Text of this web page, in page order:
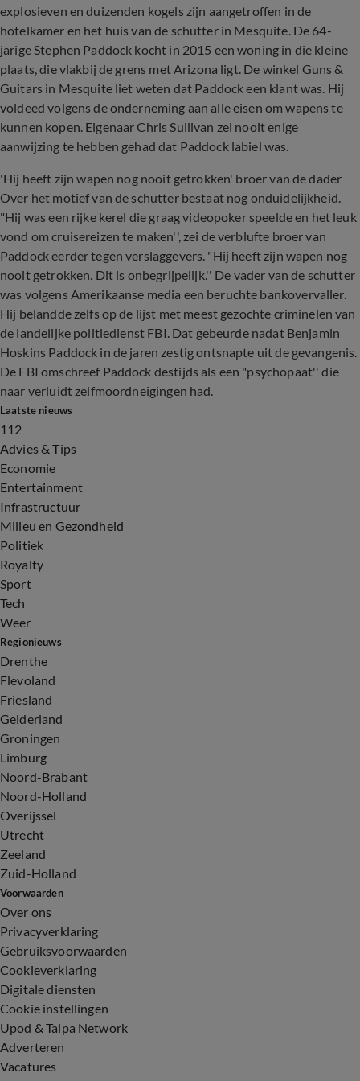
explosieven en duizenden kogels zijn aangetroffen in de
hotelkamer en het huis van de schutter in Mesquite. De 64-
jarige Stephen Paddock kocht in 2015 een woning in die kleine
plaats, die vlakbij de grens met Arizona ligt. De winkel Guns &
Guitars in Mesquite liet weten dat Paddock een klant was. Hij
voldeed volgens de onderneming aan alle eisen om wapens te
kunnen kopen. Eigenaar Chris Sullivan zei nooit enige
aanwijzing te hebben gehad dat Paddock labiel was.
'Hij heeft zijn wapen nog nooit getrokken' broer van de dader
Over het motief van de schutter bestaat nog onduidelijkheid.
"Hij was een rijke kerel die graag videopoker speelde en het leuk
vond om cruisereizen te maken'', zei de verblufte broer van
Paddock eerder tegen verslaggevers. "Hij heeft zijn wapen nog
nooit getrokken. Dit is onbegrijpelijk.'' De vader van de schutter
was volgens Amerikaanse media een beruchte bankovervaller.
Hij belandde zelfs op de lijst met meest gezochte criminelen van
de landelijke politiedienst FBI. Dat gebeurde nadat Benjamin
Hoskins Paddock in de jaren zestig ontsnapte uit de gevangenis.
De FBI omschreef Paddock destijds als een "psychopaat'' die
naar verluidt zelfmoordneigingen had.
Laatste nieuws
112
Advies & Tips
Economie
Entertainment
Infrastructuur
Milieu en Gezondheid
Politiek
Royalty
Sport
Tech
Weer
Regionieuws
Drenthe
Flevoland
Friesland
Gelderland
Groningen
Limburg
Noord-Brabant
Noord-Holland
Overijssel
Utrecht
Zeeland
Zuid-Holland
Voorwaarden
Over ons
Privacyverklaring
Gebruiksvoorwaarden
Cookieverklaring
Digitale diensten
Cookie instellingen
Upod & Talpa Network
Adverteren
Vacatures